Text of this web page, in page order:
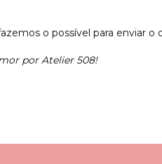
o possível para enviar o
por Atelier 508!